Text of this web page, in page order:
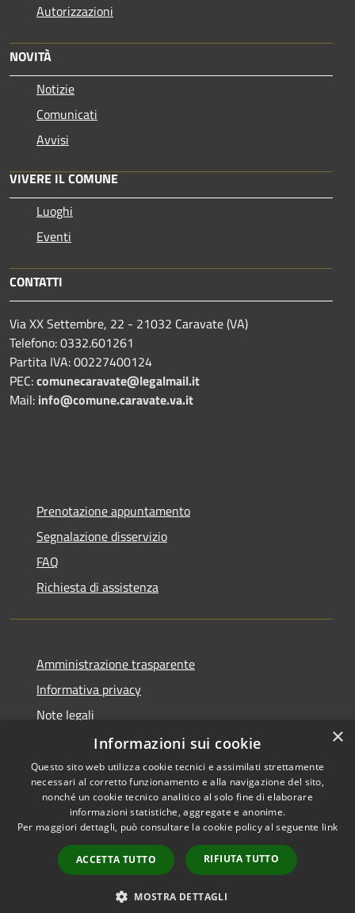
Autorizzazioni
NOVITÀ
Notizie
Comunicati
Avvisi
VIVERE IL COMUNE
Luoghi
Eventi
CONTATTI
Via XX Settembre, 22 - 21032 Caravate (VA)
Telefono: 0332.601261
Partita IVA: 00227400124
PEC:comunecaravate@legalmail.it
Mail: info@comune.caravate.va.it
Prenotazione appuntamento
Segnalazione disservizio
FAQ
Richiesta di assistenza
Amministrazione trasparente
Informativa privacy
Note legali
Dichiarazione di accessibilità
RSS
Accessibilità
Copyright © 2026 • Comune di
Municipium•
Accesso
redazione
×
Informazioni sui cookie
Questo sito web utilizza cookie tecnici e assimilati strettamente
necessari al corretto funzionamento e alla navigazione del sito,
nonché un cookie tecnico analitico al solo fine di elaborare
informazioni statistiche, aggregate e anonime.
Per maggiori dettagli, può consultare la cookie policy al seguente link
ACCETTA TUTTO RIFIUTA TUTTO
MOSTRA DETTAGLI